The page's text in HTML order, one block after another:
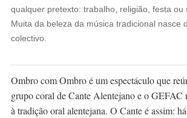
qualquer pretexto: trabalho, religião, festa ou
Muita da beleza da música tradicional nasce
colectivo.
Ombro com Ombro é um espectáculo que
grupo coral de Cante Alentejano e o GEFAC
à tradição oral alentejana. O Cante é assim: